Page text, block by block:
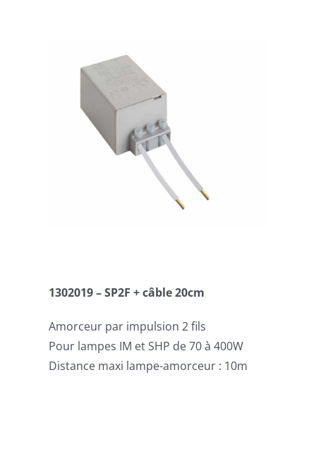
1302019 – SP2F + câble 20cm
Amorceur par impulsion 2 fils
Pour lampes IM et SHP de 70 à 400W
Distance maxi lampe-amorceur : 10m